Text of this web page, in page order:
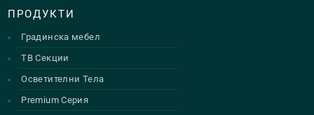
ПРОДУКТИ
Градинска мебел
ТВ Секции
Осветителни Тела
Premium Серия